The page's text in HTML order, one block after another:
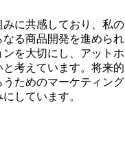
に共感しており、私の
る商品開発を進められ
を大切にし、アットホ
考えています。将来的
ためのマーケティング
しています。